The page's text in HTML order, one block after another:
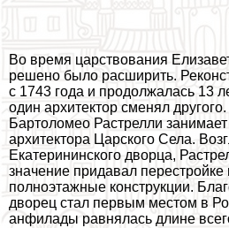
Во время царствования
решено было расширить.
с 1743 года и продолжалась 13
один архитектор сменял
Бартоломео Растрелли
архитектора Царского Села.
Екатерининского дворца,
значение придавал перестройке
полноэтажные конструкции.
дворец стал первым местом в
анфилады равнялась длине